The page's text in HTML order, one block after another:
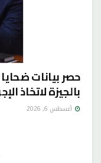
حصر بيانات
بالجيزة لاتخاذ
أغسطس 6, 2026